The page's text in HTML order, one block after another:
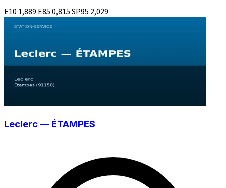
E10 1,889 E850,815SP95 2,029
Leclerc — ÉTAMPES